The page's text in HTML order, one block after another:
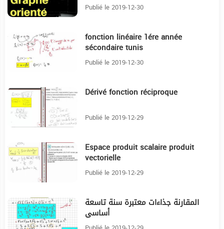
Publié le 2019-12-30
9:17 fonction linéaire 1ére année
sécondaire tunis
Publié le 2019-12-30
40:25 Dérivé fonction réciproque
Publié le 2019-12-29
24:41 Espace produit scalaire produit
vectorielle
Publié le 2019-12-29
16:51 المقارنة جذاءات معتبرة سنة تاسعة
أساسي